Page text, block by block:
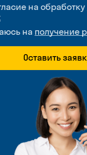
на обработку
на получение
Оставить